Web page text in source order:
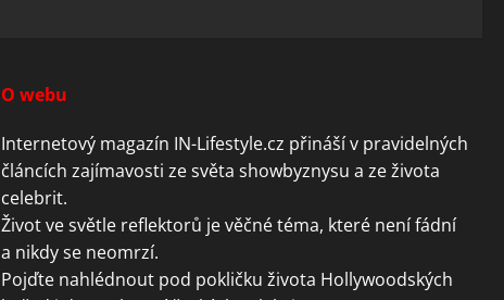
O webu
Internetový magazín IN-Lifestyle.cz přináší v pravidelných
článcích zajímavosti ze světa showbyznysu a ze života
celebrit.
Život ve světle reflektorů je věčné téma, které není fádní
a nikdy se neomrzí.
Pojďte nahlédnout pod pokličku života Hollywoodských